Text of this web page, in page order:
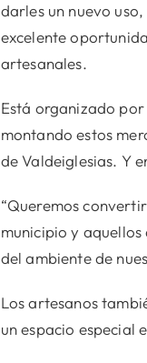
darles un nuevo
excelente
artesanales.
Está organizado por
montando estos
de Valdeiglesias. Y
“Queremos
municipio y
del ambiente de
Los artesanos
un espacio especial